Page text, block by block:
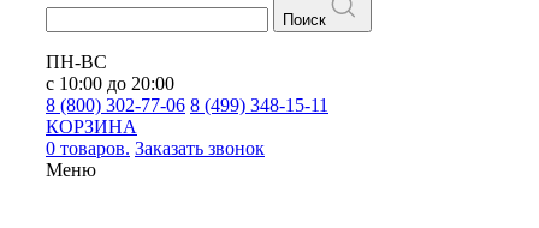
Поиск
ПН-ВС
с 10:00 до 20:00
8 (800) 302-77-06 8 (499) 348-15-11
КОРЗИНА
0 товаров. Заказать звонок
Меню